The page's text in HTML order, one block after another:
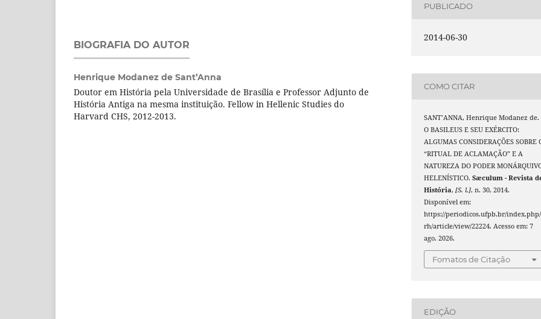
BIOGRAFIA DO AUTOR
Henrique Modanez de Sant’Anna
Doutor em História pela Universidade de Brasília e Professor Adjunto de
História Antiga na mesma instituição. Fellow in Hellenic Studies do
Harvard CHS, 2012-2013.
PUBLICADO
2014-06-30
COMO CITAR
SANT’ANNA, Henrique Modanez de.
O BASILEUS E SEU EXÉRCITO:
ALGUMAS CONSIDERAÇÕES SOBRE
“RITUAL DE ACLAMAÇÃO” E A
NATUREZA DO PODER
HELENÍSTICO.Sæculum - Revista
História,[S. l.], n. 30, 2014.
Disponível em:
https://periodicos.ufpb.br/
rh/article/view/22224. Acesso em: 7
ago. 2026.
Fomatos de Citação
EDIÇÃO